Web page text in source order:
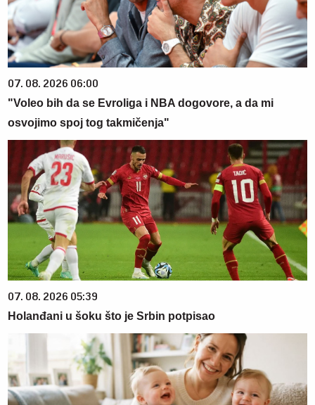
07. 08. 2026 06:00
"Voleo bih da se Evroliga i NBA dogovore, a da mi
osvojimo spoj tog takmičenja"
07. 08. 2026 05:39
Holanđani u šoku što je Srbin potpisao